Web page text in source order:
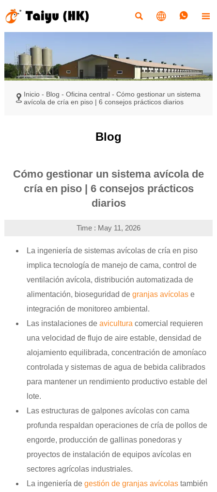
   
 Inicio- Blog - Oficina central- Cómo gestionar un sistema
avícola de cría en piso | 6 consejos prácticos diarios
Blog
Cómo gestionar un sistema avícola de
cría en piso | 6 consejos prácticos
diarios
Time : May 11, 2026
La ingeniería de sistemas avícolas de cría en piso
implica tecnología de manejo de cama, control de
ventilación avícola, distribución automatizada de
alimentación, bioseguridad degranjas avícolas e
integración de monitoreo ambiental.
Las instalaciones deavicultura comercial requieren
una velocidad de flujo de aire estable, densidad de
alojamiento equilibrada, concentración de amoníaco
controlada y sistemas de agua de bebida calibrados
para mantener un rendimiento productivo estable del
lote.
Las estructuras de galpones avícolas con cama
profunda respaldan operaciones de cría de pollos de
engorde, producción de gallinas ponedoras y
proyectos de instalación de equipos avícolas en
sectores agrícolas industriales.
La ingeniería degestión de granjas avícolas también